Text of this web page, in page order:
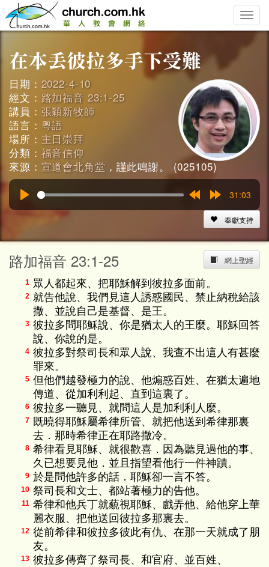
Toggle
日期： 2022-4-10
經文： 路加福音 23:1-25
講員： 張穎新牧師
語言： 粵語
場所： 主日崇拜
分類： 福音信仰
來源： 宣道會北角堂 ，謹此鳴謝。 (025105)
15s
31:03
奉獻支持
網上聖經
路加福音 23:1-25
1 眾人都起來、把耶穌解到彼拉多面前。
2 就告他說、我們見這人誘惑國民、禁止納稅給該
撒、並說自己是基督、是王。
3 彼拉多問耶穌說、你是猶太人的王麼。耶穌回答
說、你說的是。
4 彼拉多對祭司長和眾人說、我查不出這人有甚麼
罪來。
5 但他們越發極力的說、他煽惑百姓、在猶太遍地
傳道、從加利利起、直到這裏了。
6 彼拉多一聽見、就問這人是加利利人麼。
7 既曉得耶穌屬希律所管、就把他送到希律那裏
去．那時希律正在耶路撒冷。
8 希律看見耶穌、就很歡喜．因為聽見過他的事、
久已想要見他．並且指望看他行一件神蹟。
9 於是問他許多的話．耶穌卻一言不答。
10 祭司長和文士、都站著極力的告他。
11 希律和他兵丁就藐視耶穌、戲弄他、給他穿上華
麗衣服、把他送回彼拉多那裏去。
12 從前希律和彼拉多彼此有仇、在那一天就成了朋
友。
13 彼拉多傳齊了祭司長、和官府、並百姓、